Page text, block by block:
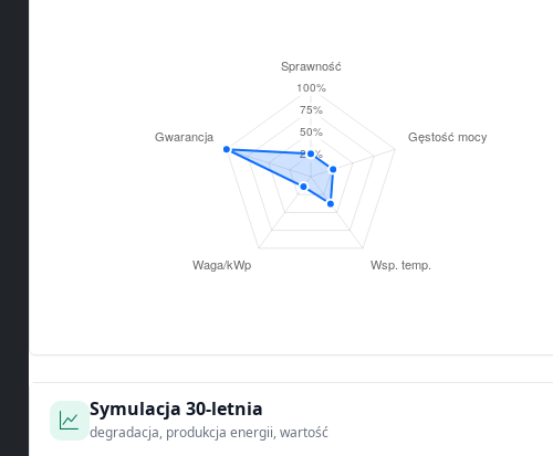
Symulacja 30-letnia
degradacja, produkcja energii, wartość